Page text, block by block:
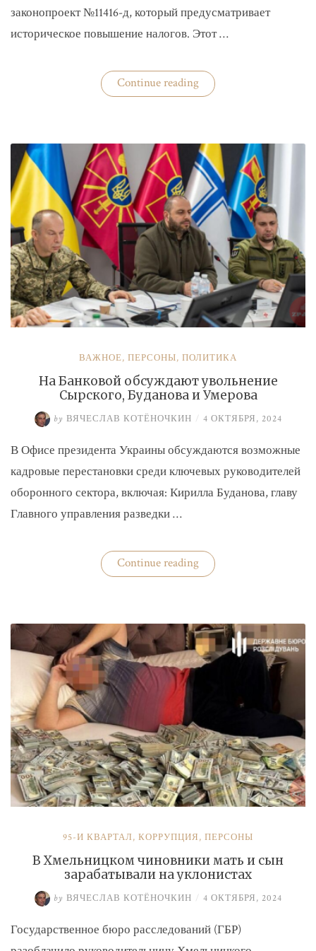
законопроект №11416-д, который предусматривает
историческое повышение налогов. Этот …
Continue reading«Комитет
ВР
налогов»
ВАЖНОЕ, ПЕРСОНЫ, ПОЛИТИКА
На Банковой обсуждают увольнение
Сырского, Буданова и Умерова
by ВЯЧЕСЛАВ КОТЁНОЧКИН / 4 ОКТЯБРЯ, 2024
В Офисе президента Украины обсуждаются возможные
кадровые перестановки среди ключевых руководителей
оборонного сектора, включая: Кирилла Буданова, главу
Главного управления разведки …
Continue reading«На
Банковой
Буданова
и
Умерова»
95-Й КВАРТАЛ, КОРРУПЦИЯ, ПЕРСОНЫ
В Хмельницком чиновники мать и сын
зарабатывали на уклонистах
by ВЯЧЕСЛАВ КОТЁНОЧКИН / 4 ОКТЯБРЯ, 2024
Государственное бюро расследований (ГБР)